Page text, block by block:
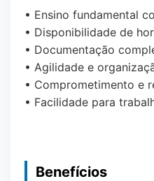
• Ensino fundamental
• Disponibilidade de
• Documentação
• Agilidade e
• Comprometimento e
• Facilidade para
Benefícios